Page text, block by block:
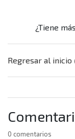
¿Tiene
Regresar al inicio
0 comentarios